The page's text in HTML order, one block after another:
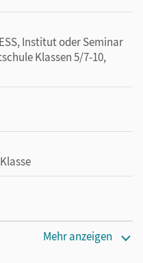
Institut oder Seminar
Klassen 5/7-10,
Mehr anzeigen